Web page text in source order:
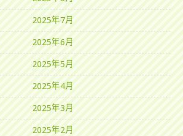
2025年7月
2025年6月
2025年5月
2025年4月
2025年3月
2025年2月